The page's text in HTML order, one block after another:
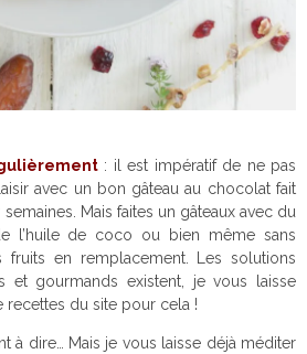
: il est impératif de ne pas
avec un bon gâteau au chocolat fait
Mais faites un gâteaux avec du
l’huile de coco ou bien même sans
fruits en remplacement. Les solutions
et gourmands existent, je vous laisse
recettes du site pour cela !
à dire… Mais je vous laisse déjà méditer